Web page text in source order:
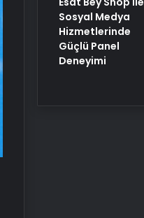
Sosyal Medya
Hizmetlerinde
Güçlü Panel
Deneyimi